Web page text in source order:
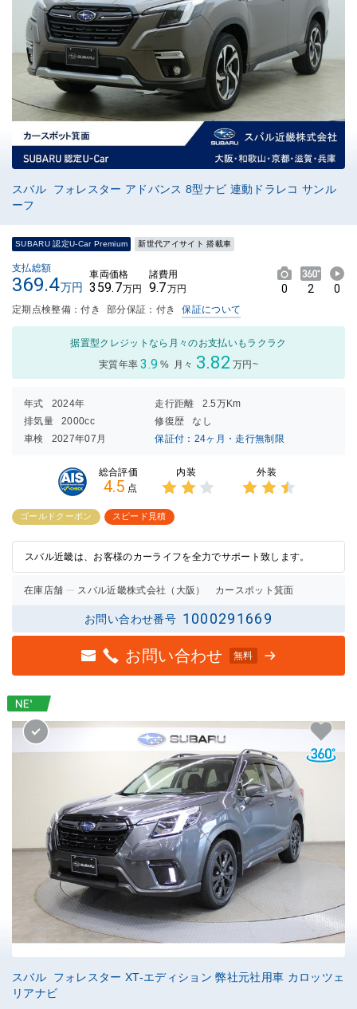
スバル フォレスター アドバンス 8型ナビ 連動ドラレコ サンル
ーフ
SUBARU 認定U-Car Premium 新世代アイサイト 搭載車
支払総額
369.4万円
車両価格
359.7万円
諸費用
9.7万円 0 2 0
定期点検整備：付き 部分保証：付き 保証について
据置型クレジットなら月々のお支払いもラクラク
実質年率 3.9 % 月々 3.82 万円~
年式 2024年 走行距離
2.5万Km
排気量
2000cc 修復歴
なし
車検
2027年07月 保証付：24ヶ月・走行無制限
総合評価
4.5 点
内装
2点の
外装
ゴールドクーポン スピード見積
スバル近畿は、お客様のカーライフを全力でサポート致します。
在庫店舗 スバル近畿株式会社（大阪） カースポット箕面
お問い合わせ番号 1000291669
お問い合わせ 無料
スバル フォレスター XT-エディション 弊社元社用車 カロッツェ
リアナビ